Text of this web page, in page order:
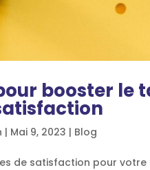
booster le
| Mai 9, 2023 | Blog
de satisfaction pour